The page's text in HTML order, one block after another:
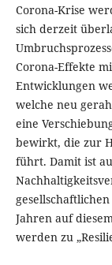
Corona-Krise
sich derzeit
Corona-Effekte
Entwicklungen
welche neu
eine
bewirkt, die zur
führt. Damit ist
Jahren auf
werden zu